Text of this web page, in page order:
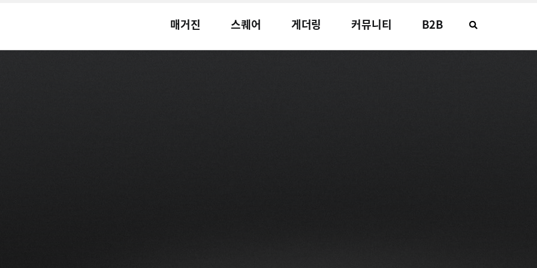
매거진 스퀘어 게더링 커뮤니티 B2B